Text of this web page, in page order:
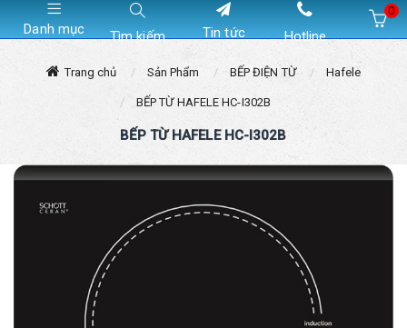
Danh mục Tìm kiếm Tin tức Hotline
0
Trang chủ Sản Phẩm BẾP ĐIỆN TỪ Hafele
BẾP TỪ HAFELE HC-I302B
BẾP TỪ HAFELE HC-I302B